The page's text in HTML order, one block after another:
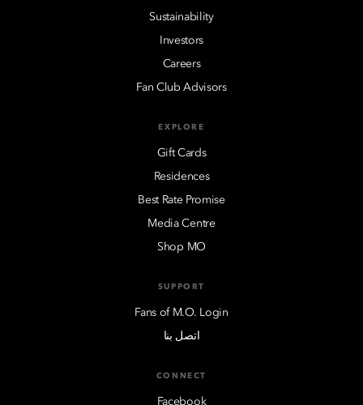
Sustainability
Investors
Careers
Fan Club Advisors
EXPLORE
Gift Cards
Residences
Best Rate Promise
Media Centre
Shop MO
SUPPORT
Fans of M.O. Login
اتصل بنا
CONNECT
Facebook